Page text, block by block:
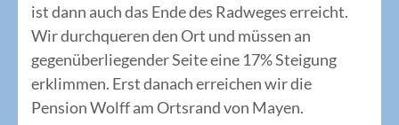
ist dann auch das Ende des Radweges erreicht.
Wir durchqueren den Ort und müssen an
gegenüberliegender Seite eine 17% Steigung
erklimmen. Erst danach erreichen wir die
Pension Wolff am Ortsrand von Mayen.